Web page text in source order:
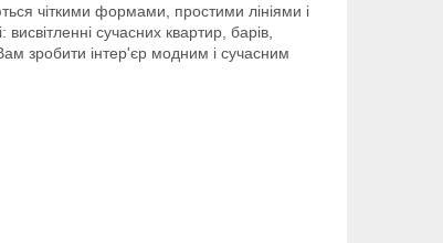
чіткими формами, простими лініями і
сучасних квартир, барів,
зробити інтер'єр модним і сучасним